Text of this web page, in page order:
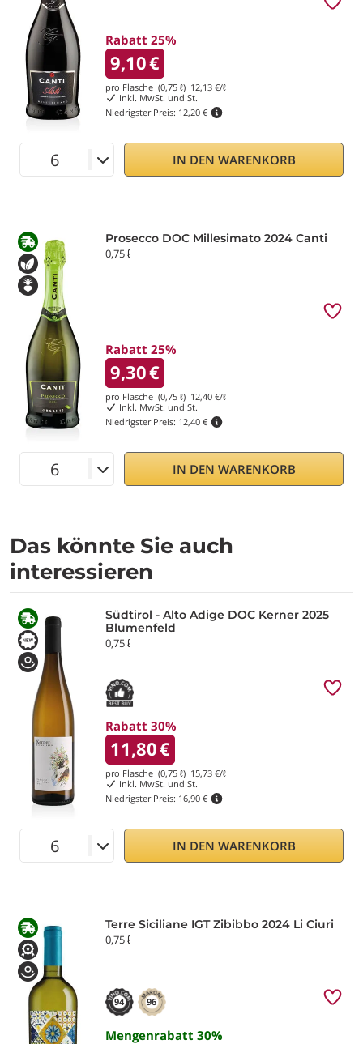
Rabatt 25%
9,10€
pro Flasche (0,75 ℓ) 12,13 €/ℓ
Inkl. MwSt. und St.
Niedrigster Preis: 12,20 €
IN DEN WARENKORB
Prosecco DOC Millesimato 2024 Canti
0,75 ℓ
Rabatt 25%
9,30€
pro Flasche (0,75 ℓ) 12,40 €/ℓ
Inkl. MwSt. und St.
Niedrigster Preis: 12,40 €
IN DEN WARENKORB
Das könnte Sie auch
interessieren
Südtirol - Alto Adige DOC Kerner 2025
Blumenfeld
0,75 ℓ
Rabatt 30%
11,80€
pro Flasche (0,75 ℓ) 15,73 €/ℓ
Inkl. MwSt. und St.
Niedrigster Preis: 16,90 €
IN DEN WARENKORB
Terre Siciliane IGT Zibibbo 2024 Li Ciuri
0,75 ℓ
94 96
Mengenrabatt 30%